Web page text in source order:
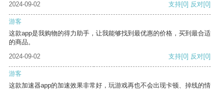
2024-09-02
支持[0] 反对[0]
游客
这款app是我购物的得力助手，让我能够找到最优惠的价格，买到最合适
的商品。
2024-09-02
支持[0] 反对[0]
游客
这款加速器app的加速效果非常好，玩游戏再也不会出现卡顿、掉线的情